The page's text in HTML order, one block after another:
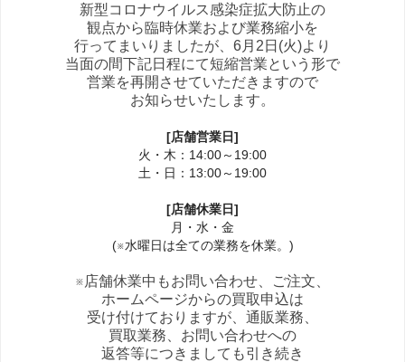
新型コロナウイルス感染症拡大防止の
観点から臨時休業および業務縮小を
行ってまいりましたが、6月2日(火)より
当面の間下記日程にて短縮営業という形で
営業を再開させていただきますので
お知らせいたします。
[店舗営業日]
火・木：14:00～19:00
土・日：13:00～19:00
[店舗休業日]
月・水・金
(※水曜日は全ての業務を休業。)
※店舗休業中もお問い合わせ、ご注文、
ホームページからの買取申込は
受け付けておりますが、通販業務、
買取業務、お問い合わせへの
返答等につきましても引き続き